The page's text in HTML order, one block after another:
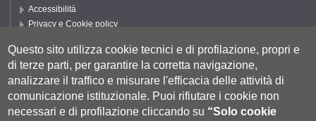
Accessibilità
Privacy e Cookie policy
Segui UNISI
Questo sito utilizza cookie tecnici e di profilazione, propri e
di terze parti, per garantire la corretta navigazione,
analizzare il traffico e misurare l'efficacia delle attività di
comunicazione istituzionale. Puoi rifiutare i cookie non
necessari e di profilazione cliccando su “Solo cookie